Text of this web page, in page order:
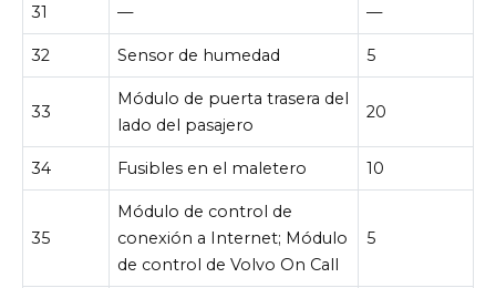
31 — —
32 Sensor de humedad 5
33
Módulo de puerta trasera del
lado del pasajero
20
34 Fusibles en el maletero 10
35
Módulo de control de
conexión a Internet; Módulo
de control de Volvo On Call
5